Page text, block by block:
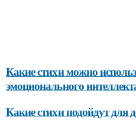
Какие стихи можно
эмоционального
Какие стихи подойдут для